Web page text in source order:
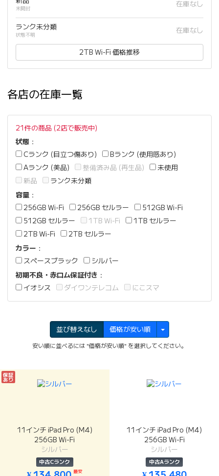
未開封
在庫なし
ランク未分類
状態不明
在庫なし
2TB Wi-Fi 価格推移
各店の在庫一覧
21件の商品 (2店で販売中)
状態 ：
Cランク (目立つ傷あり)
Bランク (使用感あり)
Aランク (美品)
整備済み品 (再生品)
未使用
新品
ランク未分類
容量 ：
256GB Wi-Fi
256GB セルラー
512GB Wi-Fi
512GB セルラー
1TB Wi-Fi
1TB セルラー
2TB Wi-Fi
2TB セルラー
カラー ：
スペースブラック
シルバー
初期不良・赤ロム保証付き ：
イオシス
ダイワンテレコム にこスマ
並び替えなし 価格が安い順
安い順に並べるには "価格が安い順" を選択してください。
保証
あり
11インチ iPad Pro (M4)
256GB Wi-Fi
シルバー
中古Cランク
最安
11インチ iPad Pro (M4)
256GB Wi-Fi
シルバー
中古Aランク